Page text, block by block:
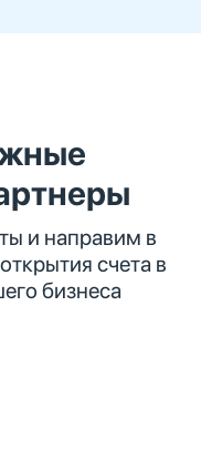
и направим в
счета в
бизнеса